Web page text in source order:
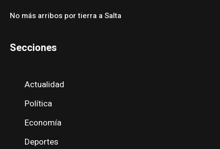
No más arribos por tierra a Salta
Secciones
Actualidad
Política
Economía
Deportes